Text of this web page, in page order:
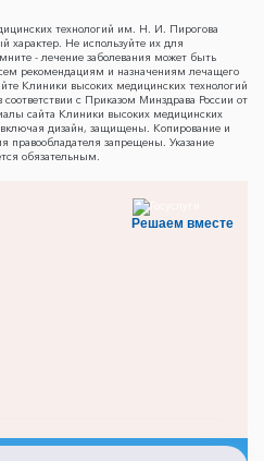
технологий им. Н. И. Пирогова
характер. Не используйте их для
- лечение заболевания может быть
рекомендациям и назначениям лечащего
Клиники высоких медицинских технологий
с Приказом Минздрава России от
сайта Клиники высоких медицинских
дизайн, защищены. Копирование и
правообладателя запрещены. Указание
обязательным.
Решаем вместе